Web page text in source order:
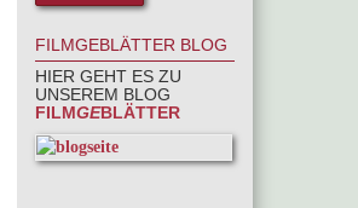
FILMGEBLÄTTER BLOG
HIER GEHT ES ZU
UNSEREM BLOG
FILMGEBLÄTTER